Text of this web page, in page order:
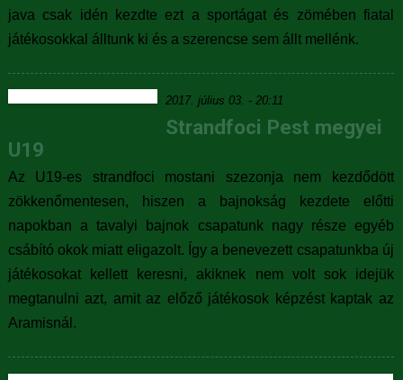
java csak idén kezdte ezt a sportágat és zömében fiatal
játékosokkal álltunk ki és a szerencse sem állt mellénk.
2017. július 03. - 20:11
Strandfoci Pest megyei
U19
Az U19-es strandfoci mostani szezonja nem kezdődött
zökkenőmentesen, hiszen a bajnokság kezdete előtti
napokban a tavalyi bajnok csapatunk nagy része egyéb
csábító okok miatt eligazolt. Így a benevezett csapatunkba új
játékosokat kellett keresni, akiknek nem volt sok idejük
megtanulni azt, amit az előző játékosok képzést kaptak az
Aramisnál.